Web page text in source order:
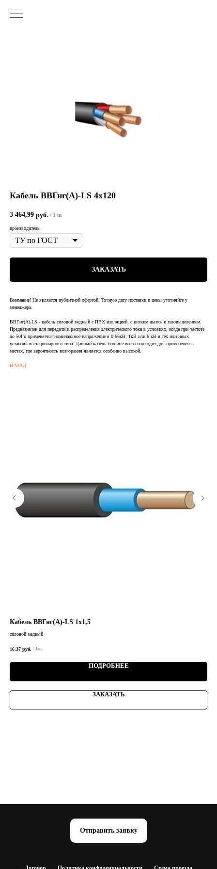
Кабель ВВГнг(А)-LS 4х120
3 464,99 руб. / 1 m
производитель
ЗАКАЗАТЬ
Внимание! Не является публичной офертой. Точную дату поставки и цены уточняйте у
менеджера.
ВВГнг(А)-LS - кабель силовой медный с ПВХ изоляцией, с низким дымо- и газовыделением.
Предназначен для передачи и распределения электрического тока в условиях, когда при частоте
до 50Гц применяется номинальное напряжение в 0,66кВ, 1кВ или 6 кВ в тех или иных
установках стационарного типа. Данный кабель больше всего подходит для применения в
местах, где вероятность возгорания является особенно высокой.
НАЗАД
Кабель ВВГнг(А)-LS 1х1,5
силовой медный
16,37 руб. / 1 m
ПОДРОБНЕЕ
ЗАКАЗАТЬ
Отправить заявку